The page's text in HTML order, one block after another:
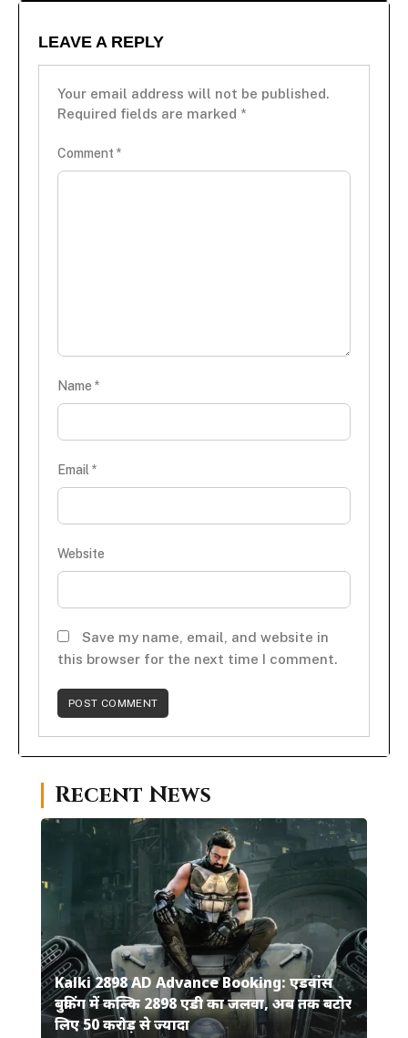
LEAVE A REPLY
Your email address will not be published.
Required fields are marked *
Comment *
Name *
Email *
Website
Save my name, email, and website in
this browser for the next time I comment.
Recent News
Kalki 2898 AD Advance Booking: एडवांस
बुकिंग में कल्कि 2898 एडी का जलवा, अब तक बटोर
लिए 50 करोड़ से ज्यादा